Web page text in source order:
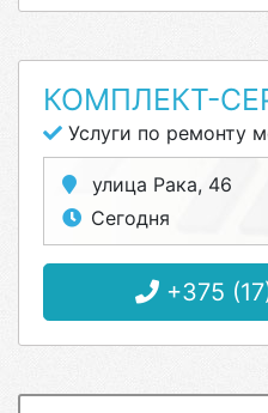
КОМПЛЕКТ-
Услуги по ремонту
улица Рака, 46
Сегодня
+375